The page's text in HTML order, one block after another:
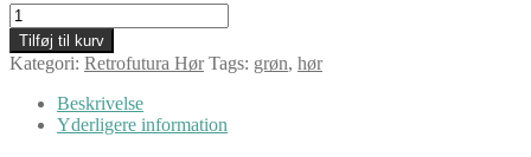
Retrofutura
hør
i
fed,
flaskegrøn
antal
Tilføj til kurv
Kategori: Retrofutura Hør Tags: grøn, hør
Beskrivelse
Yderligere information